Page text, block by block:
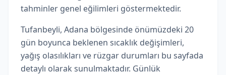
tahminler genel eğilimleri göstermektedir.
Tufanbeyli, Adana bölgesinde önümüzdeki 20
gün boyunca beklenen sıcaklık değişimleri,
yağış olasılıkları ve rüzgar durumları bu sayfada
detaylı olarak sunulmaktadır. Günlük